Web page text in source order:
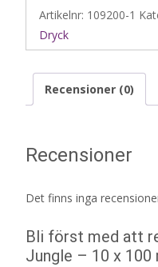
Artikelnr: 109200-1
Dryck
Recensioner (0)
Recensioner
Det finns inga
Bli först med att
Jungle – 10 x 100